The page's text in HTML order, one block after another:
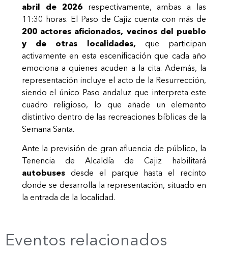
abril de 2026respectivamente, ambas a las
11:30 horas. El Paso de Cajiz cuenta con más de
200 actores aficionados, vecinos del pueblo
y de otras localidades, que participan
activamente en esta escenificación que cada año
emociona a quienes acuden a la cita. Además, la
representación incluye el acto de la Resurrección,
siendo el único Paso andaluz que interpreta este
cuadro religioso, lo que añade un elemento
distintivo dentro de las recreaciones bíblicas de la
Semana Santa.
Ante la previsión de gran afluencia de público, la
Tenencia de Alcaldía de Cajiz habilitará
autobusesdesde el parque hasta el recinto
donde se desarrolla la representación, situado en
la entrada de la localidad.
Eventos relacionados